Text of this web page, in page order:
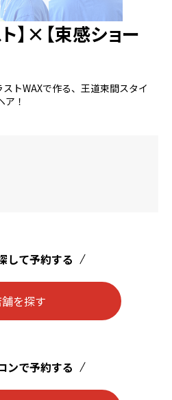
】×【束感ショー
トWAXで作る、王道束間スタイ
！
して予約する
を探す
ンで予約する